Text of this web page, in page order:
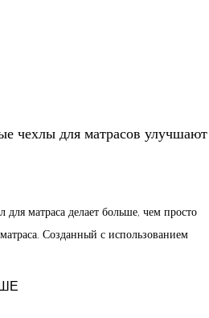
чехол для матраса для
для постельного белья Ткань,
выглядит презентабельно на полу